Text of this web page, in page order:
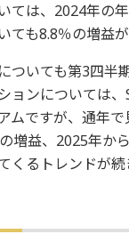
ては、2024年の
ても8.8％の増益
ついても第3四半
ョンについては
ムですが、通年
増益、2025年か
くるトレンドが続